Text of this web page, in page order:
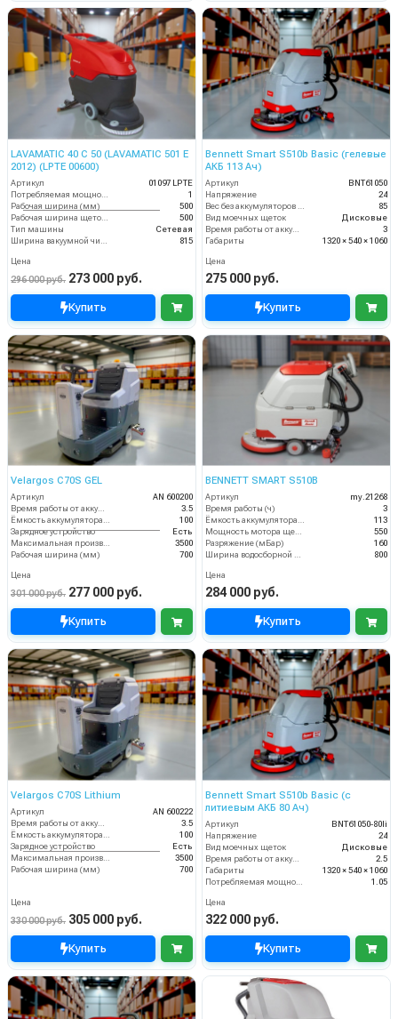
LAVAMATIC 40 C 50 (LAVAMATIC 501 E
2012) (LPTE 00600)
Артикул
01097 LPTE
1
Рабочая ширина (мм)
500
500
Тип машины
Сетевая
815
Цена
296 000 руб. 273 000 руб.
Купить
Bennett Smart S510b Basic (гелевые
АКБ 113 Ач)
Артикул
BNT61050
Напряжение
24
85
Вид моечных щеток
Дисковые
Время работы от аккумуляторов (ч)
3
Габариты
1320 × 540 × 1060
Цена
275 000 руб.
Купить
Velargos C70S GEL
Артикул
AN 600200
Время работы от аккумуляторов (ч)
3.5
Ёмкость аккумулятора (Ач)
100
Зарядное устройство
Есть
Максимальная производительность (кв.м/час)
3500
Рабочая ширина (мм)
700
Цена
301 000 руб. 277 000 руб.
Купить
BENNETT SMART S510B
Артикул
my.21268
Время работы (ч)
3
Ёмкость аккумулятора (Ач)
113
Мощность мотора щеток
550
Разряжение (мБар)
160
Ширина водосборной рейки
800
Цена
284 000 руб.
Купить
Velargos C70S Lithium
Артикул
AN 600222
Время работы от аккумуляторов (ч)
3.5
100
Зарядное устройство
Есть
3500
Рабочая ширина (мм)
700
Цена
330 000 руб. 305 000 руб.
Купить
Bennett Smart S510b Basic (с
литиевым АКБ 80 Ач)
Артикул
BNT61050-80li
Напряжение
24
Вид моечных щеток
Дисковые
Время работы от аккумуляторов (ч)
2.5
Габариты
1320 × 540 × 1060
1.05
Цена
322 000 руб.
Купить